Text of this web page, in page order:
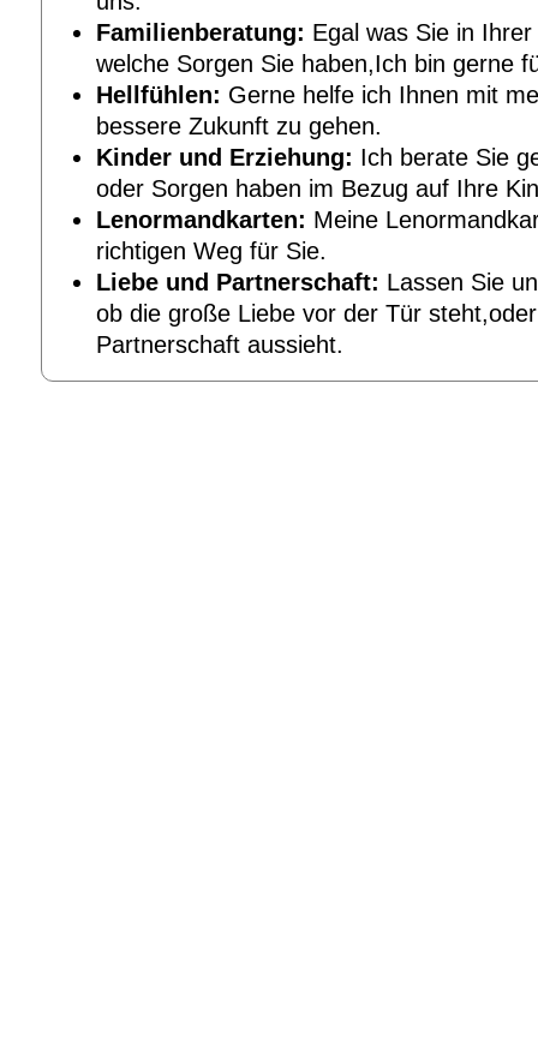
Familienberatung: Egal was Sie in
welche Sorgen Sie haben,Ich bin gerne
Hellfühlen: Gerne helfe ich Ihnen mit
bessere Zukunft zu gehen.
Kinder und Erziehung: Ich berate Sie
oder Sorgen haben im Bezug auf Ihre
Lenormandkarten: Meine
richtigen Weg für Sie.
Liebe und Partnerschaft: Lassen Sie
ob die große Liebe vor der Tür
Partnerschaft aussieht.